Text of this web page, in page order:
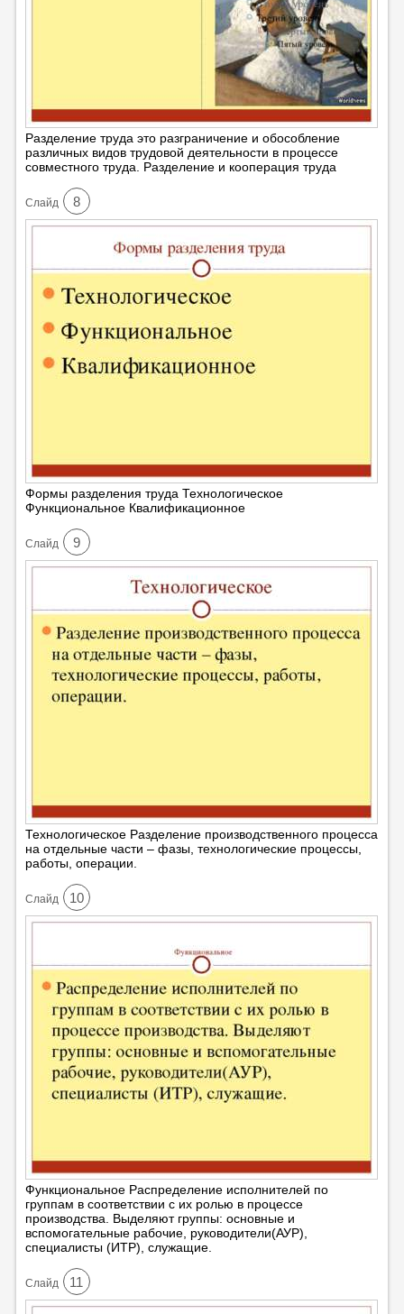
Разделение труда это разграничение и обособление
различных видов трудовой деятельности в процессе
совместного труда. Разделение и кооперация труда
Cлайд 8
Формы разделения труда Технологическое
Функциональное Квалификационное
Cлайд 9
Технологическое Разделение производственного процесса
на отдельные части – фазы, технологические процессы,
работы, операции.
Cлайд 10
Функциональное Распределение исполнителей по
группам в соответствии с их ролью в процессе
производства. Выделяют группы: основные и
вспомогательные рабочие, руководители(АУР),
специалисты (ИТР), служащие.
Cлайд 11